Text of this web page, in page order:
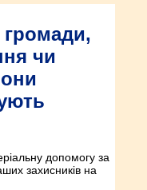
чи
допомогу за
захисників на